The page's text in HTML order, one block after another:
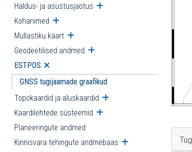
Haldus- ja asustusjaotus Ava alammenüü
Kohanimed Ava alammenüü
Mullastiku kaart Ava alammenüü
Geodeetilised andmed Ava alammenüü
ESTPOS Ava alammenüü
GNSS tugijaamade graafikud
Topokaardid ja aluskaardid Ava alammenüü
Kaardilehtede süsteemid Ava alammenüü
Planeeringute andmed
Kinnisvara tehingute andmebaas Ava alammenüü